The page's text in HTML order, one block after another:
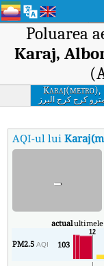
Poluarea
Karaj,
Karaj(metro),
Karaj, Alborz
کرج کرج البرز
AQI-ul lui
-
actual
PM2.5AQI 103